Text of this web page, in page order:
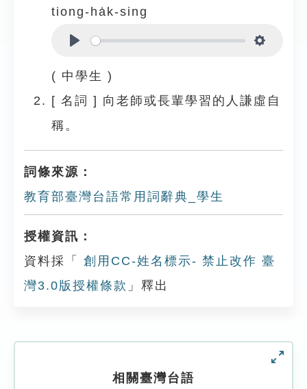
tiong-ha̍k-sing
( 中學生 )
[ 名詞 ] 向老師或長輩學習的人謙虛自
稱。
詞條來源：
教育部臺灣台語常用詞辭典_學生
授權資訊：
資料採「
創用CC-姓名標示- 禁止改作 臺
灣3.0版授權條款 」釋出
相關臺灣台語